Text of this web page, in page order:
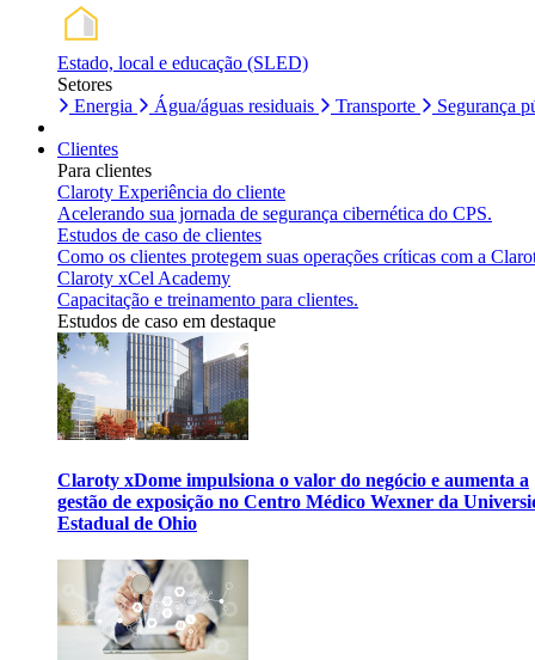
Estado, local e educação (SLED)
Setores
Energia
Água/águas residuais Transporte Segurança
Clientes
Para clientes
Claroty Experiência do cliente
Acelerando sua jornada de segurança cibernética do CPS.
Estudos de caso de clientes
Como os clientes protegem suas operações críticas com a
Claroty xCel Academy
Capacitação e treinamento para clientes.
Estudos de caso em destaque
Claroty xDome impulsiona o valor do negócio e aumenta a
gestão de exposição no Centro Médico Wexner da
Estadual de Ohio